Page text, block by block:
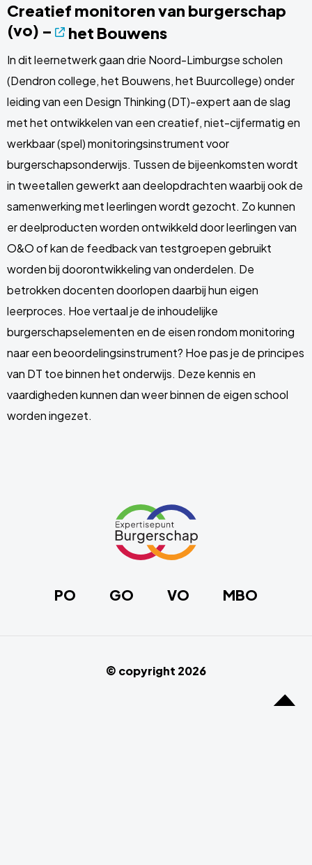
Creatief monitoren van burgerschap
(vo) –
het Bouwens
In dit leernetwerk gaan drie Noord-Limburgse scholen
(Dendron college, het Bouwens, het Buurcollege) onder
leiding van een Design Thinking (DT)-expert aan de slag
met het ontwikkelen van een creatief, niet-cijfermatig en
werkbaar (spel) monitoringsinstrument voor
burgerschapsonderwijs. Tussen de bijeenkomsten wordt
in tweetallen gewerkt aan deelopdrachten waarbij ook de
samenwerking met leerlingen wordt gezocht. Zo kunnen
er deelproducten worden ontwikkeld door leerlingen van
O&O of kan de feedback van testgroepen gebruikt
worden bij doorontwikkeling van onderdelen. De
betrokken docenten doorlopen daarbij hun eigen
leerproces. Hoe vertaal je de inhoudelijke
burgerschapselementen en de eisen rondom monitoring
naar een beoordelingsinstrument? Hoe pas je de principes
van DT toe binnen het onderwijs. Deze kennis en
vaardigheden kunnen dan weer binnen de eigen school
worden ingezet.
PO GO VO MBO
© copyright 2026